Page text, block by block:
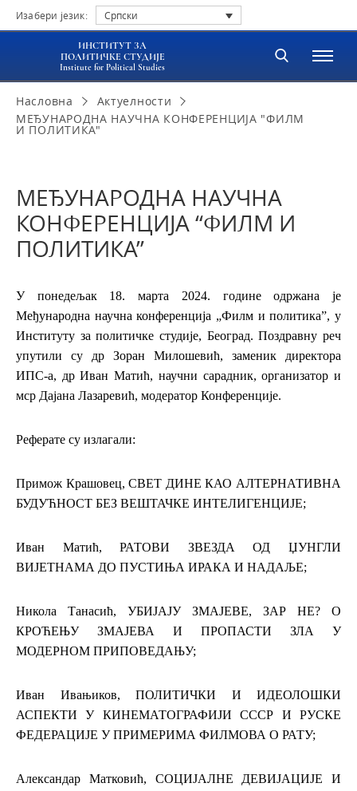
Изабери језик: Српски
ИНСТИТУТ ЗА
ПОЛИТИЧКЕ СТУДИЈЕ
Institute for Political Studies
Насловна
Актуелности
МЕЂУНАРОДНА НАУЧНА КОНФЕРЕНЦИЈА "ФИЛМ
И ПОЛИТИКА"
МЕЂУНАРОДНА НАУЧНА
КОНФЕРЕНЦИЈА “ФИЛМ И
ПОЛИТИКА”
У понедељак 18. марта 2024. године одржана је
Међународна научна конференција „Филм и политика”, у
Институту за политичке студије, Београд. Поздравну реч
упутили су др Зоран Милошевић, заменик директора
ИПС-а, др Иван Матић, научни сарадник, организатор и
мср Дајана Лазаревић, модератор Конференције.
Реферате су излагали:
Примож Крашовец, СВЕТ ДИНЕ КАО АЛТЕРНАТИВНА
БУДУЋНОСТ БЕЗ ВЕШТАЧКЕ ИНТЕЛИГЕНЦИЈЕ;
Иван Матић, РАТОВИ ЗВЕЗДА ОД ЏУНГЛИ
ВИЈЕТНАМА ДО ПУСТИЊА ИРАКА И НАДАЉЕ;
Никола Танасић, УБИЈАЈУ ЗМАЈЕВЕ, ЗАР НЕ? О
КРОЋЕЊУ ЗМАЈЕВА И ПРОПАСТИ ЗЛА У
МОДЕРНОМ ПРИПОВЕДАЊУ;
Иван Ивањиков, ПОЛИТИЧКИ И ИДЕОЛОШКИ
АСПЕКТИ У КИНЕМАТОГРАФИЈИ СССР И РУСКЕ
ФЕДЕРАЦИЈЕ У ПРИМЕРИМА ФИЛМОВА О РАТУ;
Александар Матковић, СОЦИЈАЛНЕ ДЕВИЈАЦИЈЕ И